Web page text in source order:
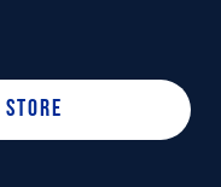
STORE